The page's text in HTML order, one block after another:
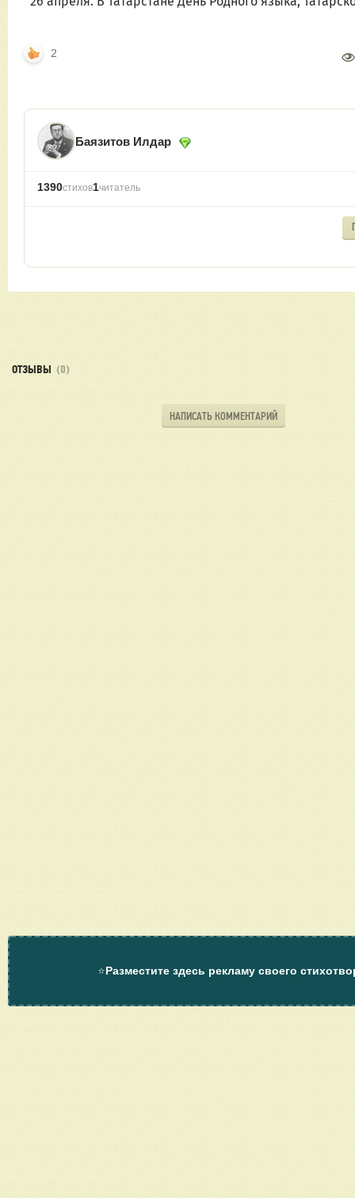
2
Баязитов Илдар
1390стихов1читатель
ОТЗЫВЫ (0)
НАПИСАТЬ КОММЕНТАРИЙ
⭐Разместите здесь рекламу своего